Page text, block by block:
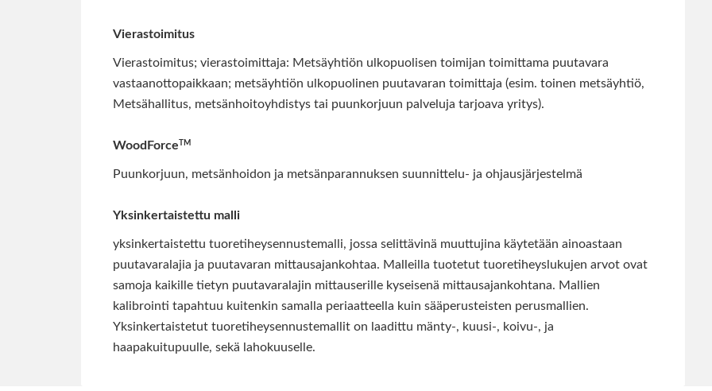
Vierastoimitus
Vierastoimitus; vierastoimittaja: Metsäyhtiön ulkopuolisen toimijan toimittama puutavara
vastaanottopaikkaan; metsäyhtiön ulkopuolinen puutavaran toimittaja (esim. toinen metsäyhtiö,
Metsähallitus, metsänhoitoyhdistys tai puunkorjuun palveluja tarjoava yritys).
WoodForce TM
Puunkorjuun, metsänhoidon ja metsänparannuksen suunnittelu- ja ohjausjärjestelmä
Yksinkertaistettu malli
yksinkertaistettu tuoretiheysennustemalli, jossa selittävinä muuttujina käytetään ainoastaan
puutavaralajia ja puutavaran mittausajankohtaa. Malleilla tuotetut tuoretiheyslukujen arvot ovat
samoja kaikille tietyn puutavaralajin mittauserille kyseisenä mittausajankohtana. Mallien
kalibrointi tapahtuu kuitenkin samalla periaatteella kuin sääperusteisten perusmallien.
Yksinkertaistetut tuoretiheysennustemallit on laadittu mänty-, kuusi-, koivu-, ja
haapakuitupuulle, sekä lahokuuselle.